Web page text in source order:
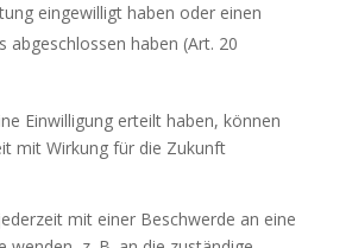
eingewilligt haben oder einen
abgeschlossen haben (Art. 20
Einwilligung erteilt haben, können
mit Wirkung für die Zukunft
mit einer Beschwerde an eine